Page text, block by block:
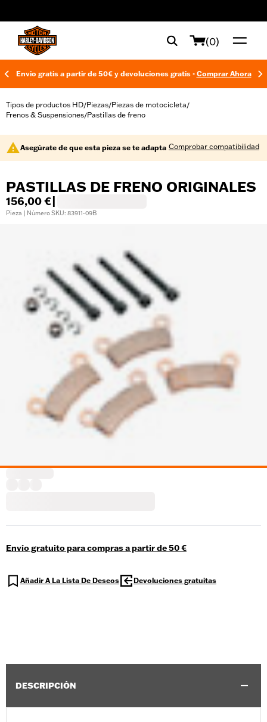
(0)
Envío gratis a partir de 50€ y devoluciones gratis - Comprar Ahora
Tipos de productos HD/Piezas/Piezas de motocicleta/
Frenos & Suspensiones/Pastillas de freno
Asegúrate de que esta pieza se te adapta Comprobar compatibilidad
PASTILLAS DE FRENO ORIGINALES
156,00 €
Pieza | Número SKU: 83911-09B
Envío gratuito para compras a partir de 50 €
Añadir A La Lista De Deseos Devoluciones gratuitas
DESCRIPCIÓN